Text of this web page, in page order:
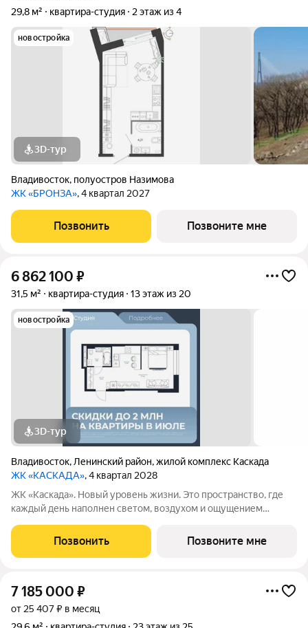
29,8 м²
квартира-студия 2 этаж из 4
новостройка
3D-тур
Владивосток, полуостров Назимова
ЖК «БРОНЗА», 4 квартал 2027
Позвонить Позвоните мне
6 862 100 ₽
31,5 м² квартира-студия 13 этаж из 20
новостройка
3D-тур
Владивосток, Ленинский район,жилой комплекс Каскада
ЖК «КАСКАДА», 4 квартал 2028
ЖК «Каскада». Новый уровень жизни. Это пространство, где
каждый день наполнен светом, воздухом и ощущением
городом, природой вокруг и самим собой. Почему «Каскада»
ваш новый уровень жизни:
Позвонить Позвоните мне
7 185 000 ₽
от 25 407 ₽ в месяц